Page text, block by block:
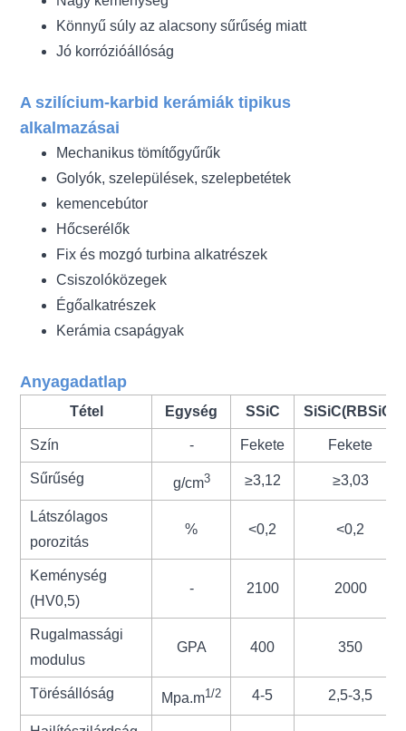
Könnyű súly az alacsony sűrűség miatt
Jó korrózióállóság
A szilícium-karbid kerámiák tipikus
alkalmazásai
Mechanikus tömítőgyűrűk
Golyók, szelepülések, szelepbetétek
kemencebútor
Hőcserélők
Fix és mozgó turbina alkatrészek
Csiszolóközegek
Égőalkatrészek
Kerámia csapágyak
Anyagadatlap
Tétel Egység SSiC SiSiC(RBSiC)
Szín - Fekete Fekete
Sűrűség g/cm3 ≥3,12 ≥3,03
Látszólagos
porozitás
% <0,2 <0,2
Keménység
(HV0,5)
- 2100 2000
Rugalmassági
modulus
GPA 400 350
Törésállóság Mpa.m1/2 4-5 2,5-3,5